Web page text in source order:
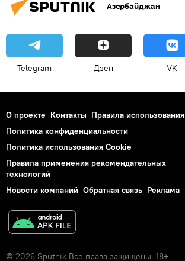
Азербайджан
Telegram Дзен VK
О проекте Контакты Правила использования
Политика конфиденциальности
Политика использования Cookie
Правила применения рекомендательных
технологий
Новости компаний Обратная связь Реклама
© 2026 Sputnik Все права защищены. 18+